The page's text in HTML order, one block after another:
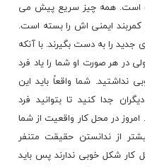
است. همه چیز سریع پیش می
ایمنی اش را بسته است.
جدید را به دست بگیرند. با آنکه
در هر صورت او شما را یاد فرد
نداشتید. شما واقعاً باید این
جدا کنید تا بتوانید فرد
امروز در محل کار واقعیت از شما
از ندانستن حقیقت متنفر
کار شکل خوبی ندارند پس باید